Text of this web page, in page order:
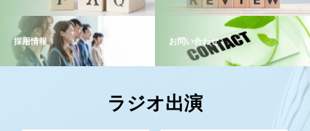
採用情報 お問い合わせ
ラジオ出演